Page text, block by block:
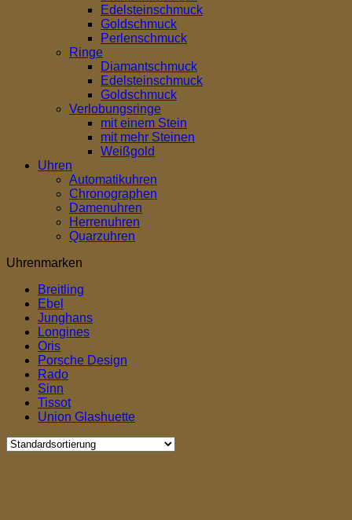
Edelsteinschmuck
Goldschmuck
Perlenschmuck
Ringe
Diamantschmuck
Edelsteinschmuck
Goldschmuck
Verlobungsringe
mit einem Stein
mit mehr Steinen
Weißgold
Uhren
Automatikuhren
Chronographen
Damenuhren
Herrenuhren
Quarzuhren
Uhrenmarken
Breitling
Ebel
Junghans
Longines
Oris
Porsche Design
Rado
Sinn
Tissot
Union Glashuette